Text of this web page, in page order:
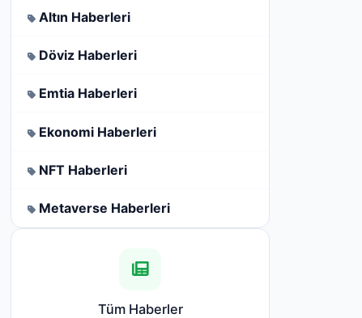
Altın Haberleri
Döviz Haberleri
Emtia Haberleri
Ekonomi Haberleri
NFT Haberleri
Metaverse Haberleri
Tüm Haberler